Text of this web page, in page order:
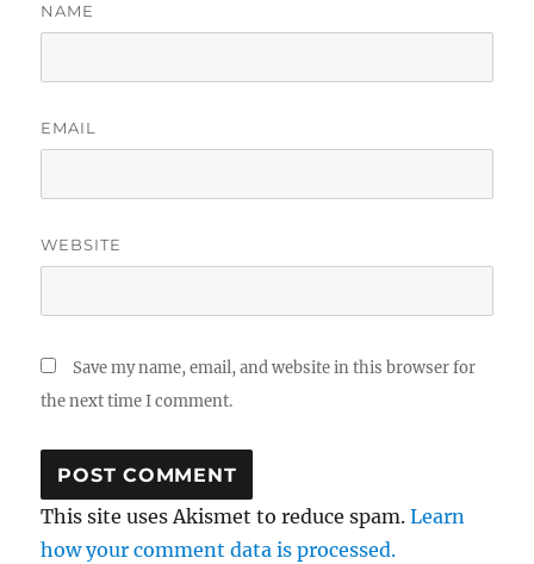
NAME
EMAIL
WEBSITE
Save my name, email, and website in this browser for
the next time I comment.
This site uses Akismet to reduce spam.Learn
how your comment data is processed.